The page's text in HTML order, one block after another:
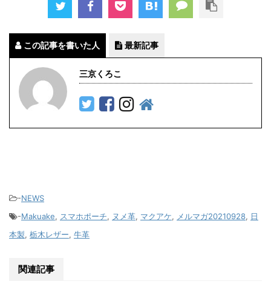
この記事を書いた人 最新記事
三京くろこ
-NEWS
-Makuake, スマホポーチ, ヌメ革, マクアケ, メルマガ20210928, 日
本製, 栃木レザー, 牛革
関連記事